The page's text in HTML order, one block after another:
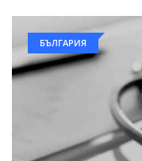
БЪЛГАРИЯ